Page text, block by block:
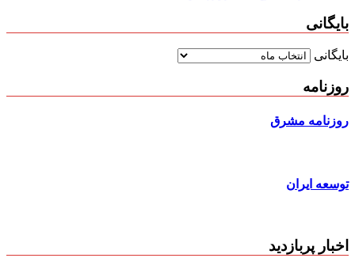
بایگانی
بایگانی
روزنامه
روزنامه مشرق
توسعه ایران
اخبار پربازدید